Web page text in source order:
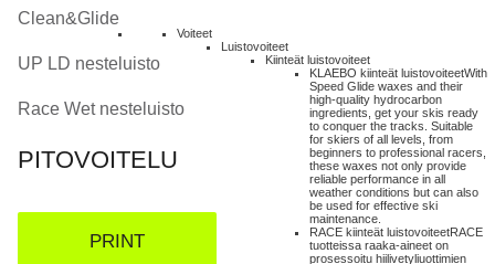
Voiteet
Luistovoiteet
Kiinteät luistovoiteet
KLAEBO kiinteät luistovoiteetWith
Speed Glide waxes and their
high-quality hydrocarbon
ingredients, get your skis ready
to conquer the tracks. Suitable
for skiers of all levels, from
beginners to professional racers,
these waxes not only provide
reliable performance in all
weather conditions but can also
be used for effective ski
maintenance.
RACE kiinteät luistovoiteetRACE
tuotteissa raaka-aineet on
prosessoitu hiilivetyliuottimien
Clean&Glide
UP LD nesteluisto
Race Wet nesteluisto
PITOVOITELU
PRINT